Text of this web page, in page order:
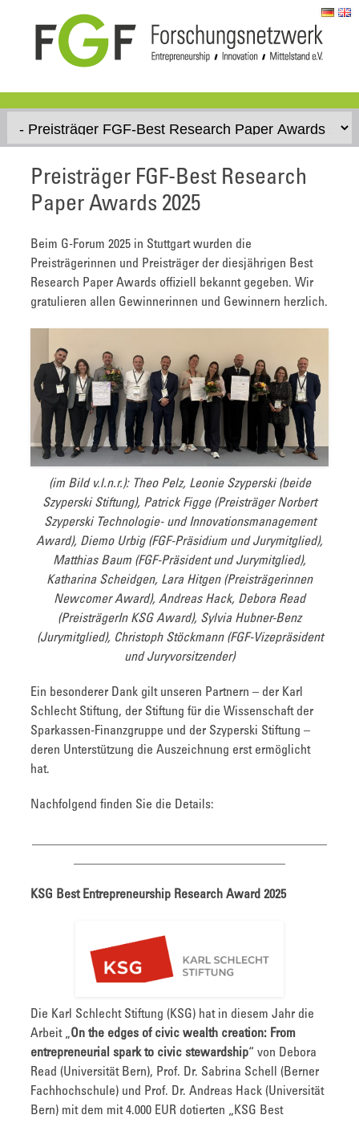
Skip to content
Preisträger FGF-Best Research
Paper Awards 2025
Beim G-Forum 2025 in Stuttgart wurden die
Preisträgerinnen und Preisträger der diesjährigen Best
Research Paper Awards offiziell bekannt gegeben. Wir
gratulieren allen Gewinnerinnen und Gewinnern herzlich.
(im Bild v.l.n.r.): Theo Pelz, Leonie Szyperski (beide
Szyperski Stiftung), Patrick Figge (Preisträger Norbert
Szyperski Technologie- und Innovationsmanagement
Award), Diemo Urbig (FGF-Präsidium und Jurymitglied),
Matthias Baum (FGF-Präsident und Jurymitglied),
Katharina Scheidgen, Lara Hitgen (Preisträgerinnen
Newcomer Award), Andreas Hack, Debora Read
(PreisträgerIn KSG Award), Sylvia Hubner-Benz
(Jurymitglied), Christoph Stöckmann (FGF-Vizepräsident
und Juryvorsitzender)
Ein besonderer Dank gilt unseren Partnern – der Karl
Schlecht Stiftung, der Stiftung für die Wissenschaft der
Sparkassen-Finanzgruppe und der Szyperski Stiftung –
deren Unterstützung die Auszeichnung erst ermöglicht
hat.
Nachfolgend finden Sie die Details:
KSG Best Entrepreneurship Research Award 2025
Die Karl Schlecht Stiftung (KSG) hat in diesem Jahr die
Arbeit „On the edges of civic wealth creation: From
entrepreneurial spark to civic stewardship“ von Debora
Read (Universität Bern), Prof. Dr. Sabrina Schell (Berner
Fachhochschule) und Prof. Dr. Andreas Hack (Universität
Bern) mit dem mit 4.000 EUR dotierten „KSG Best